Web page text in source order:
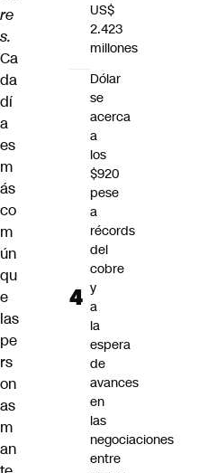
re
s.
Ca
da
dí
a
es
m
ás
co
m
ún
qu
e
las
pe
rs
on
as
m
an
US$
2.423
millones
Dólar
se
acerca
a
los
$920
pese
a
récords
del
cobre
y
a
la
espera
de
avances
en
las
negociaciones
entre